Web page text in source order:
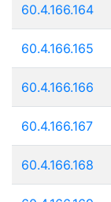
60.4.166.164
60.4.166.165
60.4.166.166
60.4.166.167
60.4.166.168